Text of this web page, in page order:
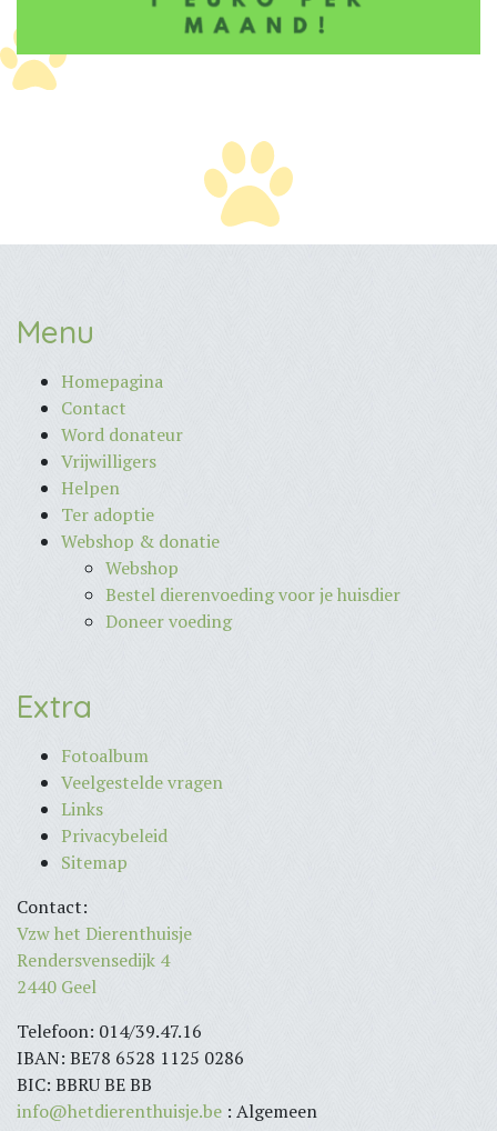
Menu
Homepagina
Contact
Word donateur
Vrijwilligers
Helpen
Ter adoptie
Webshop & donatie
Webshop
Bestel dierenvoeding voor je huisdier
Doneer voeding
Extra
Fotoalbum
Veelgestelde vragen
Links
Privacybeleid
Sitemap
Contact:
Vzw het Dierenthuisje
Rendersvensedijk 4
2440 Geel
Telefoon: 014/39.47.16
IBAN: BE78 6528 1125 0286
BIC: BBRU BE BB
info@hetdierenthuisje.be : Algemeen